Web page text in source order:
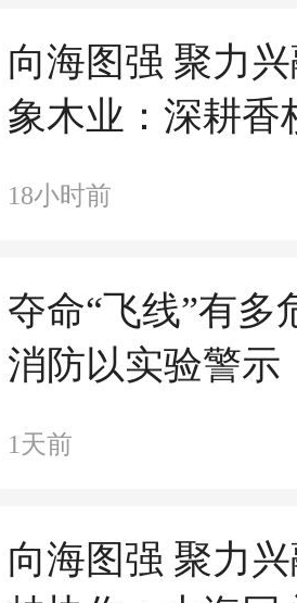
向海图强 聚力
象木业：深耕香
造扬帆出海
18小时前
夺命“飞线”有多
消防以实验警示
1天前
向海图强 聚力